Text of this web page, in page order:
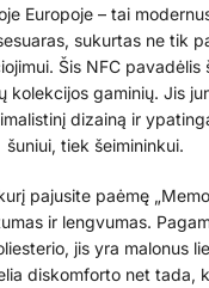
Europoje – tai
sukurtas ne tik
Šis NFC pavadėlis
kolekcijos gaminių. Jis
dizainą ir
šuniui, tiek šeimininkui.
pajusite paėmę
ir lengvumas.
jis yra malonus
diskomforto net tada,